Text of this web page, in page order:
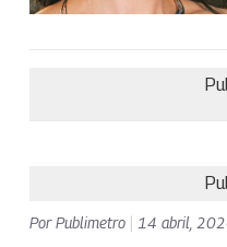
PorPublimetro 14 abril,